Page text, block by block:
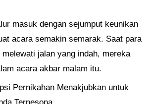
masuk dengan sejumput keunikan
acara semakin semarak. Saat para
jalan yang indah, mereka
acara akbar malam itu.